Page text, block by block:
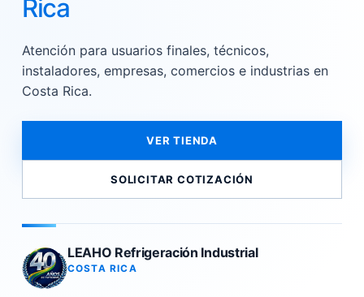
Rica
Atención para usuarios finales, técnicos,
instaladores, empresas, comercios e industrias en
Costa Rica.
VER TIENDA
SOLICITAR COTIZACIÓN
LEAHO Refrigeración Industrial
COSTA RICA